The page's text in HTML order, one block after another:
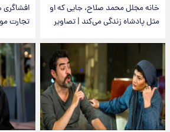
خانه مجلل محمد صلاح، جایی که او
مثل پادشاه زندگی می‌کند | تصاویر
افشاگری
تجارت